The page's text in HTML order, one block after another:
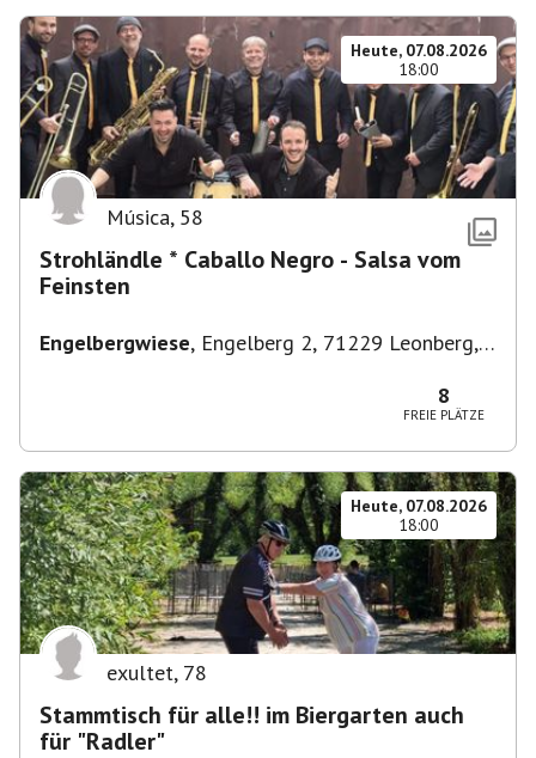
Heute, 07.08.2026
18:00
Música, 58
Strohländle * Caballo Negro - Salsa vom
Feinsten
Engelbergwiese, Engelberg 2, 71229 Leonberg,
8
FREIE PLÄTZE
Heute, 07.08.2026
18:00
exultet, 78
Stammtisch für alle!! im Biergarten auch
für "Radler"